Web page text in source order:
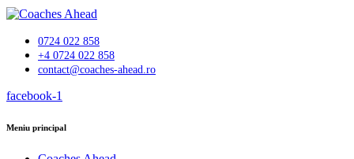
0724 022 858
+4 0724 022 858
contact@coaches-ahead.ro
facebook-1
Meniu principal